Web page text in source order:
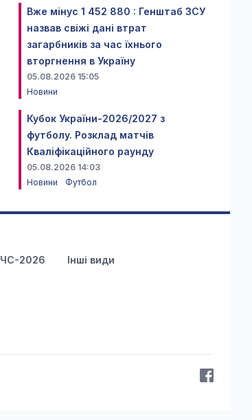
Вже мінус 1 452 880 : Генштаб ЗСУ
назвав свіжі дані втрат
загарбників за час їхнього
вторгнення в Україну
05.08.2026 15:05
Новини
Кубок України-2026/2027 з
футболу. Розклад матчів
Кваліфікаційного раунду
05.08.2026 14:03
Новини
Футбол
ЧС-2026 Інші види